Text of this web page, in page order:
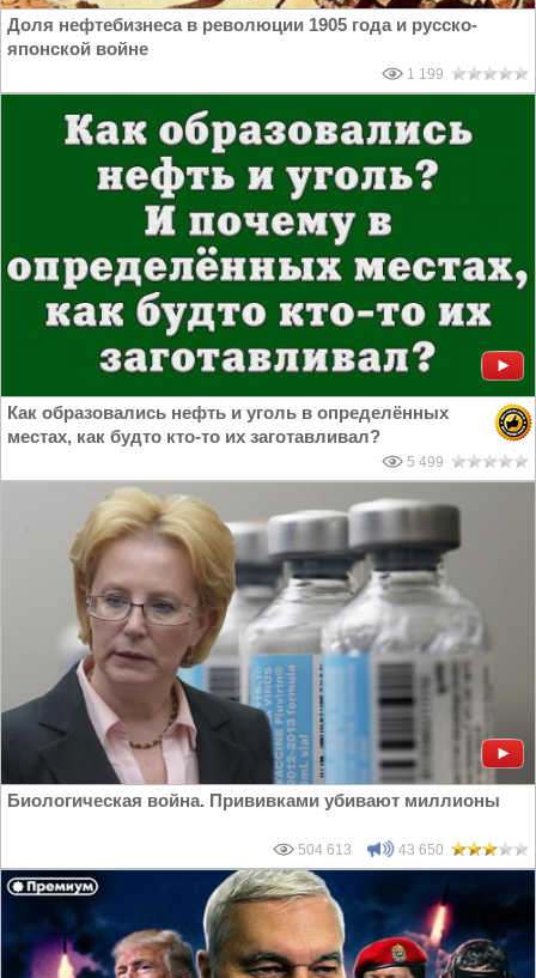
Доля нефтебизнеса в революции 1905 года и русско-
японской войне
1 199
Как образовались нефть и уголь в определённых
местах, как будто кто-то их заготавливал?
5 499
Биологическая война. Прививками убивают миллионы
504 613 43 650